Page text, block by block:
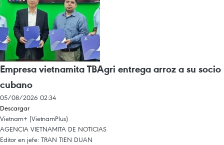
Empresa vietnamita TBAgri entrega arroz a su socio
cubano
05/08/2026 02:34
Descargar
Vietnam+ (VietnamPlus)
AGENCIA VIETNAMITA DE NOTICIAS
Editor en jefe: TRAN TIEN DUAN